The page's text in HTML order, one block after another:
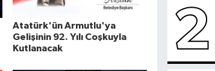
Atatürk'ün Armutlu'ya
Gelişinin 92. Yılı Coşkuyla
Kutlanacak
2